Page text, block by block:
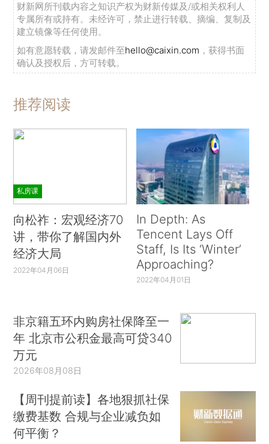
财新网所刊载内容之知识产权为财新传媒及/或相关权利人
专属所有或持有。未经许可，禁止进行转载、摘编、复制及
建立镜像等任何使用。
如有意愿转载，请发邮件至hello@caixin.com ，获得书面
确认及授权后，方可转载。
推荐阅读
私房课
向松祚：宏观经济70
讲，带你了解国内外
经济大局
2022年04月06日
In Depth: As
Tencent Lays Off
Staff, Is Its ‘Winter’
Approaching?
2022年04月01日
非京籍五环内购房社保降至一
年 北京市公积金最高可贷340
万元
2026年08月08日
【周刊提前读】各地狠抓社保
缴费基数 合规与企业减负如
何平衡？